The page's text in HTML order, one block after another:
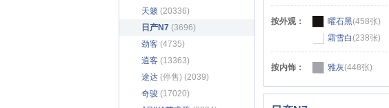
天籁 (20336)
日产N7 (3696)
劲客 (4735)
逍客 (13363)
途达 (停售) (2039)
奇骏 (17020)
按外观： 曜石黑(458张)
霜雪白(238张)
按内饰： 雅灰(448张)